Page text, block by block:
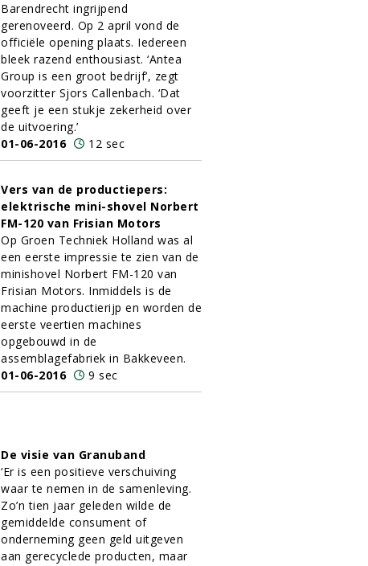
Barendrecht ingrijpend
gerenoveerd. Op 2 april vond de
officiële opening plaats. Iedereen
bleek razend enthousiast. ‘Antea
Group is een groot bedrijf’, zegt
voorzitter Sjors Callenbach. ‘Dat
geeft je een stukje zekerheid over
de uitvoering.’
01-06-2016
12 sec
Vers van de productiepers:
elektrische mini-shovel Norbert
FM-120 van Frisian Motors
Op Groen Techniek Holland was al
een eerste impressie te zien van de
minishovel Norbert FM-120 van
Frisian Motors. Inmiddels is de
machine productierijp en worden de
eerste veertien machines
opgebouwd in de
assemblagefabriek in Bakkeveen.
01-06-2016
9 sec
De visie van Granuband
‘Er is een positieve verschuiving
waar te nemen in de samenleving.
Zo’n tien jaar geleden wilde de
gemiddelde consument of
onderneming geen geld uitgeven
aan gerecyclede producten, maar